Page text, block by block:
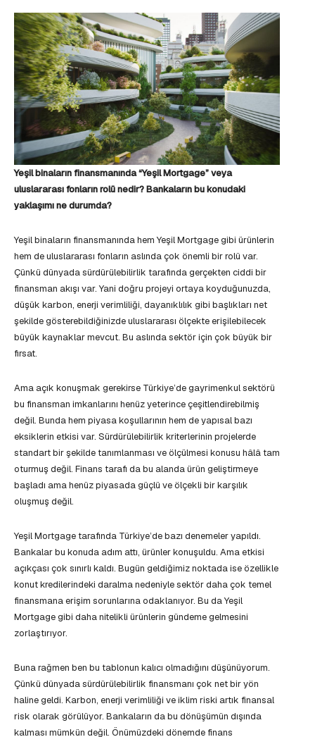
Yeşil binaların finansmanında “Yeşil Mortgage” veya
uluslararası fonların rolü nedir? Bankaların bu konudaki
yaklaşımı ne durumda?
Yeşil binaların finansmanında hem Yeşil Mortgage gibi ürünlerin
hem de uluslararası fonların aslında çok önemli bir rolü var.
Çünkü dünyada sürdürülebilirlik tarafında gerçekten ciddi bir
finansman akışı var. Yani doğru projeyi ortaya koyduğunuzda,
düşük karbon, enerji verimliliği, dayanıklılık gibi başlıkları net
şekilde gösterebildiğinizde uluslararası ölçekte erişilebilecek
büyük kaynaklar mevcut. Bu aslında sektör için çok büyük bir
fırsat.
Ama açık konuşmak gerekirse Türkiye’de gayrimenkul sektörü
bu finansman imkanlarını henüz yeterince çeşitlendirebilmiş
değil. Bunda hem piyasa koşullarının hem de yapısal bazı
eksiklerin etkisi var. Sürdürülebilirlik kriterlerinin projelerde
standart bir şekilde tanımlanması ve ölçülmesi konusu hâlâ tam
oturmuş değil. Finans tarafı da bu alanda ürün geliştirmeye
başladı ama henüz piyasada güçlü ve ölçekli bir karşılık
oluşmuş değil.
Yeşil Mortgage tarafında Türkiye’de bazı denemeler yapıldı.
Bankalar bu konuda adım attı, ürünler konuşuldu. Ama etkisi
açıkçası çok sınırlı kaldı. Bugün geldiğimiz noktada ise özellikle
konut kredilerindeki daralma nedeniyle sektör daha çok temel
finansmana erişim sorunlarına odaklanıyor. Bu da Yeşil
Mortgage gibi daha nitelikli ürünlerin gündeme gelmesini
zorlaştırıyor.
Buna rağmen ben bu tablonun kalıcı olmadığını düşünüyorum.
Çünkü dünyada sürdürülebilirlik finansmanı çok net bir yön
haline geldi. Karbon, enerji verimliliği ve iklim riski artık finansal
risk olarak görülüyor. Bankaların da bu dönüşümün dışında
kalması mümkün değil. Önümüzdeki dönemde finans